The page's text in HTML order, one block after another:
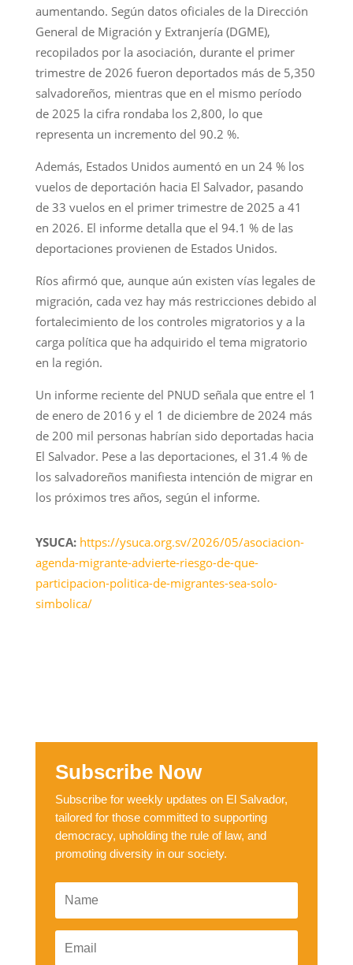
aumentando. Según datos oficiales de la Dirección
General de Migración y Extranjería (DGME),
recopilados por la asociación, durante el primer
trimestre de 2026 fueron deportados más de 5,350
salvadoreños, mientras que en el mismo período
de 2025 la cifra rondaba los 2,800, lo que
representa un incremento del 90.2 %.
Además, Estados Unidos aumentó en un 24 % los
vuelos de deportación hacia El Salvador, pasando
de 33 vuelos en el primer trimestre de 2025 a 41
en 2026. El informe detalla que el 94.1 % de las
deportaciones provienen de Estados Unidos.
Ríos afirmó que, aunque aún existen vías legales de
migración, cada vez hay más restricciones debido al
fortalecimiento de los controles migratorios y a la
carga política que ha adquirido el tema migratorio
en la región.
Un informe reciente del PNUD señala que entre el 1
de enero de 2016 y el 1 de diciembre de 2024 más
de 200 mil personas habrían sido deportadas hacia
El Salvador. Pese a las deportaciones, el 31.4 % de
los salvadoreños manifiesta intención de migrar en
los próximos tres años, según el informe.
YSUCA: https://ysuca.org.sv/2026/05/asociacion-
agenda-migrante-advierte-riesgo-de-que-
participacion-politica-de-migrantes-sea-solo-
simbolica/
Subscribe Now
Subscribe for weekly updates on El Salvador,
tailored for those committed to supporting
democracy, upholding the rule of law, and
promoting diversity in our society.